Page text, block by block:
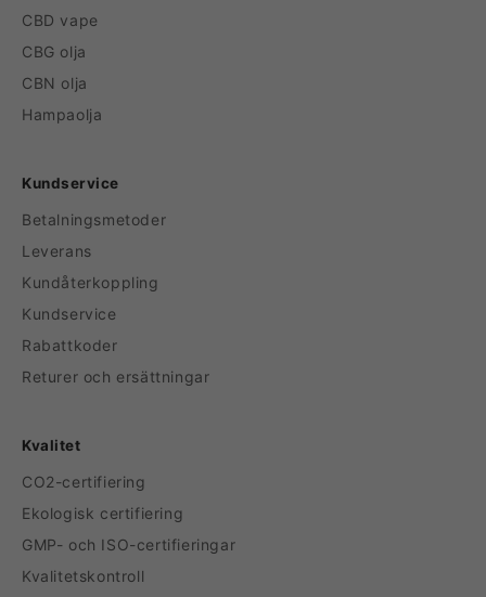
CBD vape
CBG olja
CBN olja
Hampaolja
Kundservice
Betalningsmetoder
Leverans
Kundåterkoppling
Kundservice
Rabattkoder
Returer och ersättningar
Kvalitet
CO2-certifiering
Ekologisk certifiering
GMP- och ISO-certifieringar
Kvalitetskontroll